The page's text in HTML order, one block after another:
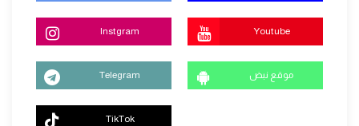
Instgram Youtube
Telegram موقع نبض
TikTok